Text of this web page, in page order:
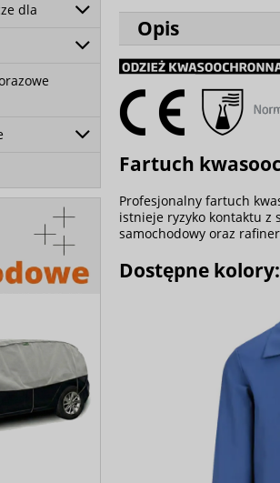
dla
Opis
Fartuch
Profesjonalny fartuch
istnieje ryzyko kontaktu z
samochodowy oraz
Dostępne kolory: